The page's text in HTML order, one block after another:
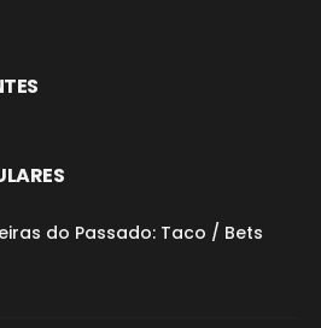
do Passado: Taco / Bets